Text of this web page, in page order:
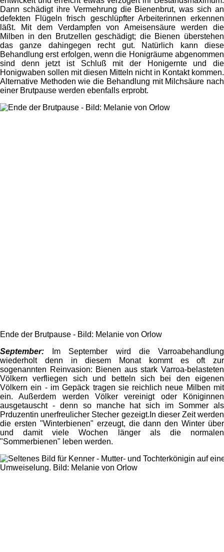
Dann schädigt ihre Vermehrung die Bienenbrut, was sich an
defekten Flügeln frisch geschlüpfter Arbeiterinnen erkennen
läßt. Mit dem Verdampfen von Ameisensäure werden die
Milben in den Brutzellen geschädigt; die Bienen überstehen
das ganze dahingegen recht gut. Natürlich kann diese
Behandlung erst erfolgen, wenn die Honigräume abgenommen
sind denn jetzt ist Schluß mit der Honigernte und die
Honigwaben sollen mit diesen Mitteln nicht in Kontakt kommen.
Alternative Methoden wie die Behandlung mit Milchsäure nach
einer Brutpause werden ebenfalls erprobt.
Ende der Brutpause - Bild: Melanie von Orlow
September: Im September wird die Varroabehandlung
wiederholt denn in diesem Monat kommt es oft zur
sogenannten Reinvasion: Bienen aus stark Varroa-belasteten
Völkern verfliegen sich und betteln sich bei den eigenen
Völkern ein - im Gepäck tragen sie reichlich neue Milben mit
ein. Außerdem werden Völker vereinigt oder Königinnen
ausgetauscht - denn so manche hat sich im Sommer als
Prduzentin unerfreulicher Stecher gezeigt.In dieser Zeit werden
die ersten "Winterbienen" erzeugt, die dann den Winter über
und damit viele Wochen länger als die normalen
"Sommerbienen" leben werden.